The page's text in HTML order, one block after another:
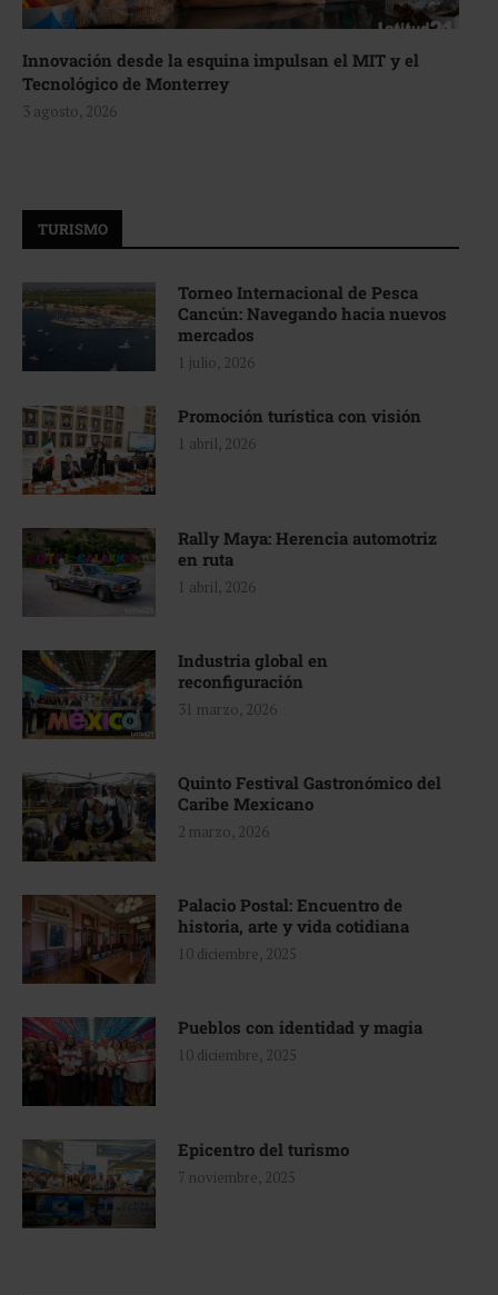
Innovación desde la esquina impulsan el MIT y el
Tecnológico de Monterrey
3 agosto, 2026
TURISMO
Torneo Internacional de Pesca
Cancún: Navegando hacia nuevos
mercados
1 julio, 2026
Promoción turística con visión
1 abril, 2026
Rally Maya: Herencia automotriz
en ruta
1 abril, 2026
Industria global en
reconfiguración
31 marzo, 2026
Quinto Festival Gastronómico del
Caribe Mexicano
2 marzo, 2026
Palacio Postal: Encuentro de
historia, arte y vida cotidiana
10 diciembre, 2025
Pueblos con identidad y magia
10 diciembre, 2025
Epicentro del turismo
7 noviembre, 2025